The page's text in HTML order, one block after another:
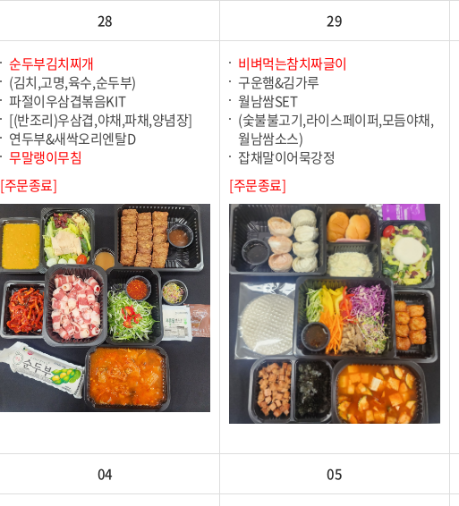
28
순두부김치찌개
(김치,고명,육수,순두부)
파절이우삼겹볶음KIT
[(반조리)우삼겹,야채,파채,양념장]
연두부&새싹오리엔탈D
무말랭이무침
[주문종료]
29
비벼먹는참치짜글이
구운햄&김가루
월남쌈SET
(숯불불고기,라이스페이퍼,모듬야채,
월남쌈소스)
잡채말이어묵강정
[주문종료]
04 05